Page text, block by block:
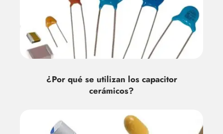
¿Por qué se utilizan los capacitor
cerámicos?